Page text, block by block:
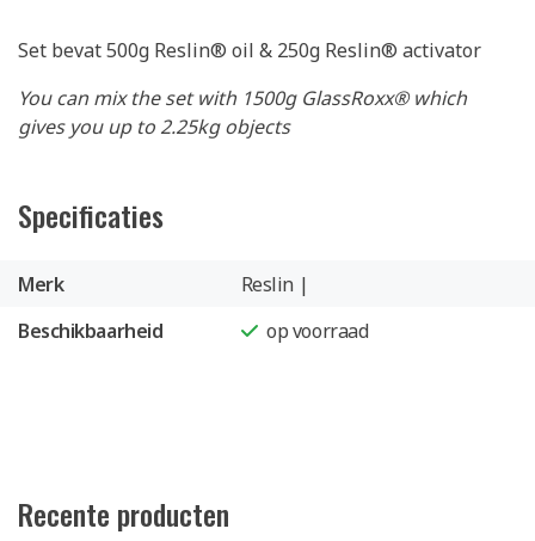
Set bevat 500g Reslin® oil & 250g Reslin® activator
You can mix the set with 1500g GlassRoxx® which
gives you up to 2.25kg objects
Specificaties
Merk
Reslin |
Beschikbaarheid
op voorraad
Recente producten